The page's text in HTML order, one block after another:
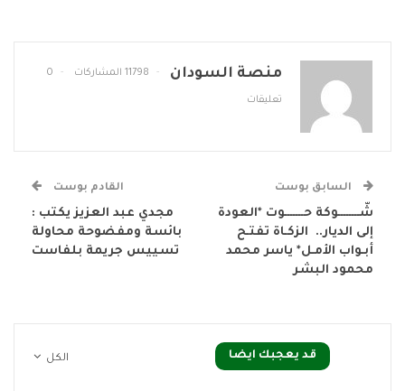
منصة السودان 11798 المشاركات 0
تعليقات
السابق بوست
شّــــــــوكة حـــــــوت *العودة
إلى الديار.. الزكـاة تفتـح
أبـواب الأمـل* ياسر محمد
محمود البشر
القادم بوست
مجدي عبد العزيز يكتب :
بائسة ومفضوحة محاولة
تسييس جريمة بلفاست
الكل قد يعجبك ايضا